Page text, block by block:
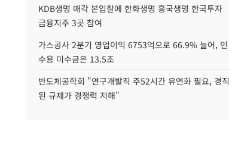
KDB생명 매각 본입찰에 한화생명 흥국생명 한국투자
금융지주 3곳 참여
가스공사 2분기 영업이익 6753억으로 66.9% 늘어, 민
수용 미수금은 13.5조
반도체공학회 "연구개발직 주52시간 유연화 필요, 경직
된 규제가 경쟁력 저해"